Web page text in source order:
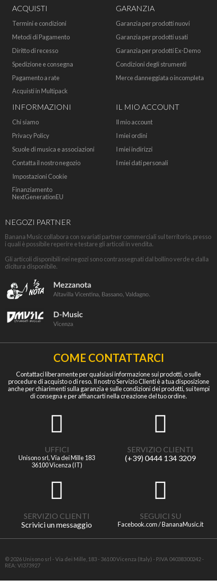
ACQUISTI
Termini e condizioni
Metodi di Pagamento
Diritto di recesso
Spedizione e consegna
Pagamento a rate
Acquisti in Multipack
GARANZIA
Garanzia per prodotti nuovi
Garanzia per prodotti usati
Garanzia per prodotti Ex-Demo
Condizioni degli strumenti
Merce danneggiata o incompleta
INFORMAZIONI
Chi siamo
Privacy Policy
Scuole di musica e associazioni
Contatta il nostro negozio
Impostazioni Cookie
Finanziamento
NextGenerationEU
IL MIO ACCOUNT
Il mio account
I miei ordini
I miei indirizzi
I miei dati personali
NEGOZI PARTNER
Banana Music collabora con svariati partner commerciali sul territorio, presso
i quali è possibile reperire e testare gli articoli in vendita.
Gli articoli disponibili nei negozi sono contrassegnati dal bollino verde e dalla
dicitura disponibile.
COME CONTATTARCI
Contattaci liberamente per qualsiasi informazione sui prodotti, o sulle
procedure di acquisto o di reso. Il nostro Servizio Clienti è a tua disposizione
anche per chiarimenti sulla garanzia e sulle condizioni dei prodotti, sui tempi
di consegna e per affiancarti nella creazione del tuo ordine.
UFFICI
Unisono srl, Via dei Mille 183
36100 Vicenza (IT)
SERVIZIO CLIENTI
(+39) 0444 134 3209
SERVIZIO CLIENTI
Scrivici un messaggio
SEGUICI SU
Facebook.com / BananaMusic.it
© 2026 Unisono srl - Via dei Mille, 183 - 36100 Vicenza (Italy) - P.IVA 04038300242 -
REA: VI373927